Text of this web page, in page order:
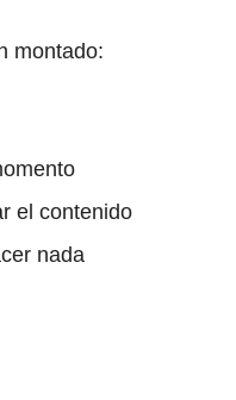
montado:
el contenido
nada